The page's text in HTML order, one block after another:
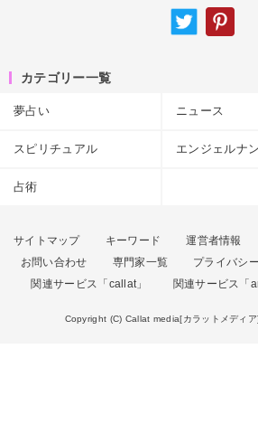
カテゴリー一覧
夢占い ニュース
スピリチュアル エンジェルナ
占術
サイトマップ キーワード 運営者情報
お問い合わせ
専門家一覧
プライバシ
関連サービス「callat」
関連サービス「
Copyright (C) Callat media[カラットメディア]